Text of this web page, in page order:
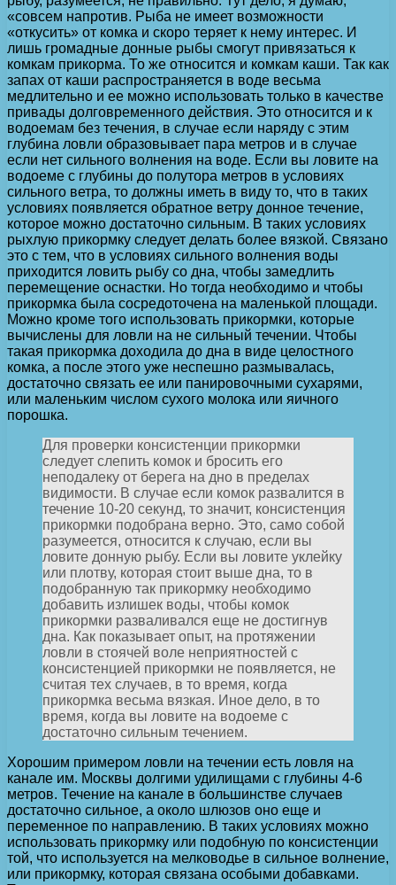
«совсем напротив. Рыба не имеет возможности
«откусить» от комка и скоро теряет к нему интерес. И
лишь громадные донные рыбы смогут привязаться к
комкам прикорма. То же относится и комкам каши. Так как
запах от каши распространяется в воде весьма
медлительно и ее можно использовать только в качестве
привады долговременного действия. Это относится и к
водоемам без течения, в случае если наряду с этим
глубина ловли образовывает пара метров и в случае
если нет сильного волнения на воде. Если вы ловите на
водоеме с глубины до полутора метров в условиях
сильного ветра, то должны иметь в виду то, что в таких
условиях появляется обратное ветру донное течение,
которое можно достаточно сильным. В таких условиях
рыхлую прикормку следует делать более вязкой. Связано
это с тем, что в условиях сильного волнения воды
приходится ловить рыбу со дна, чтобы замедлить
перемещение оснастки. Но тогда необходимо и чтобы
прикормка была сосредоточена на маленькой площади.
Можно кроме того использовать прикормки, которые
вычислены для ловли на не сильный течении. Чтобы
такая прикормка доходила до дна в виде целостного
комка, а после этого уже неспешно размывалась,
достаточно связать ее или панировочными сухарями,
или маленьким числом сухого молока или яичного
порошка.
Для проверки консистенции прикормки
следует слепить комок и бросить его
неподалеку от берега на дно в пределах
видимости. В случае если комок развалится в
течение 10-20 секунд, то значит, консистенция
прикормки подобрана верно. Это, само собой
разумеется, относится к случаю, если вы
ловите донную рыбу. Если вы ловите уклейку
или плотву, которая стоит выше дна, то в
подобранную так прикормку необходимо
добавить излишек воды, чтобы комок
прикормки разваливался еще не достигнув
дна. Как показывает опыт, на протяжении
ловли в стоячей воле неприятностей с
консистенцией прикормки не появляется, не
считая тех случаев, в то время, когда
прикормка весьма вязкая. Иное дело, в то
время, когда вы ловите на водоеме с
достаточно сильным течением.
Хорошим примером ловли на течении есть ловля на
канале им. Москвы долгими удилищами с глубины 4-6
метров. Течение на канале в большинстве случаев
достаточно сильное, а около шлюзов оно еще и
переменное по направлению. В таких условиях можно
использовать прикормку или подобную по консистенции
той, что используется на мелководье в сильное волнение,
или прикормку, которая связана особыми добавками.